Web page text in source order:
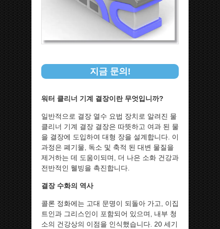
지금 문의!
워터 클리너 기계 결장이란 무엇입니까?
일반적으로 결장 열수 요법 장치로 알려진 물
클리너 기계 결장 결장은 따뜻하고 여과 된 물
을 결장에 도입하여 대형 장을 설계합니다. 이
과정은 폐기물, 독소 및 축적 된 대변 물질을
제거하는 데 도움이되며, 더 나은 소화 건강과
전반적인 웰빙을 촉진합니다.
결장 수화의 역사
콜론 정화에는 고대 문명이 되돌아 가고, 이집
트인과 그리스인이 포함되어 있으며, 내부 청
소의 건강상의 이점을 인식했습니다. 20 세기